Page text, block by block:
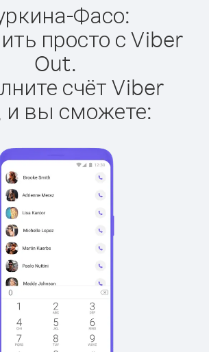
Фасо:
просто с Viber
Out.
счёт Viber
и вы сможете: